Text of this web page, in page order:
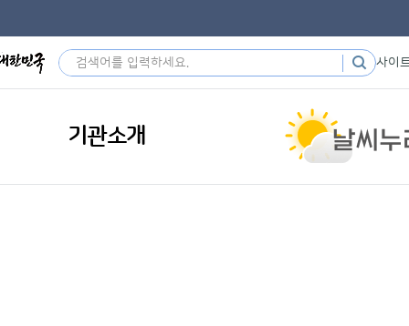
사이
기관소개